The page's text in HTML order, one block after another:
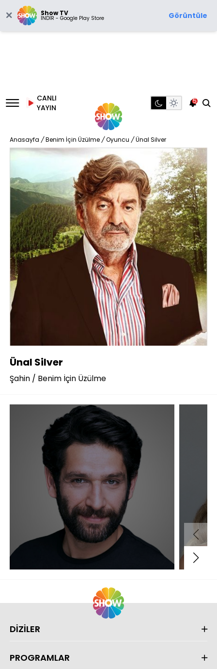
Show TV
İNDİR - Google Play Store Görüntüle
CANLI
YAYIN
5
Anasayfa / Benim İçin Üzülme / Oyuncu / Ünal Silver
Ünal Silver
Şahin / Benim İçin Üzülme
DİZİLER
PROGRAMLAR